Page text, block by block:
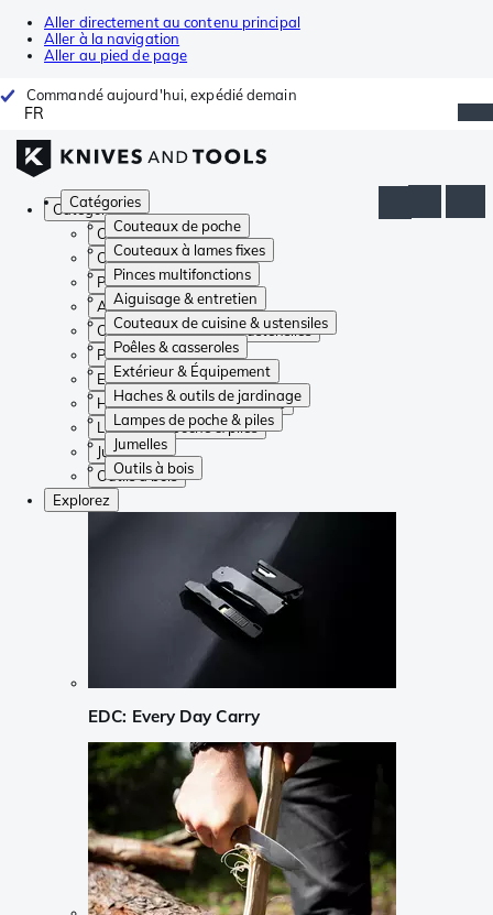
Aller directement au contenu principal
Aller à la navigation
Aller au pied de page
Commandé aujourd'hui, expédié demain
FR
Catégories
Couteaux de poche
Couteaux à lames fixes
Pinces multifonctions
Aiguisage & entretien
Couteaux de cuisine & ustensiles
Poêles & casseroles
Extérieur & Équipement
Haches & outils de jardinage
Lampes de poche & piles
Jumelles
Outils à bois
Catégories
Couteaux de poche
Couteaux à lames fixes
Pinces multifonctions
Aiguisage & entretien
Couteaux de cuisine & ustensiles
Poêles & casseroles
Extérieur & Équipement
Haches & outils de jardinage
Lampes de poche & piles
Jumelles
Outils à bois
Explorez
EDC: Every Day Carry